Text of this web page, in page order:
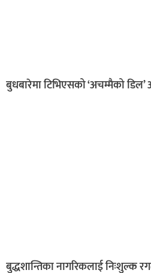
बुधबारेमा टिभिएसको ‘अचम्मैको
बुद्धशान्तिका नागरिकलाई निःशुल्क